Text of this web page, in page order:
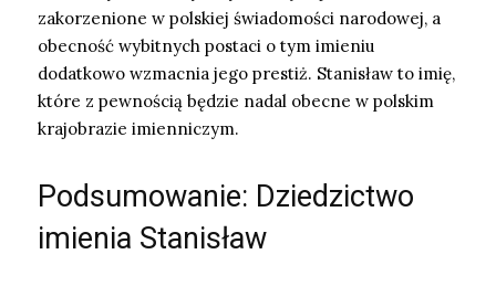
zakorzenione w polskiej świadomości narodowej, a
obecność wybitnych postaci o tym imieniu
dodatkowo wzmacnia jego prestiż. Stanisław to imię,
które z pewnością będzie nadal obecne w polskim
krajobrazie imienniczym.
Podsumowanie: Dziedzictwo
imienia Stanisław